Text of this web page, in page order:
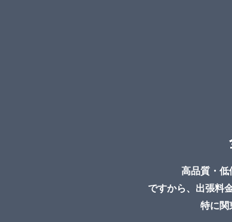
高品質・低
ですから、出張料
特に関